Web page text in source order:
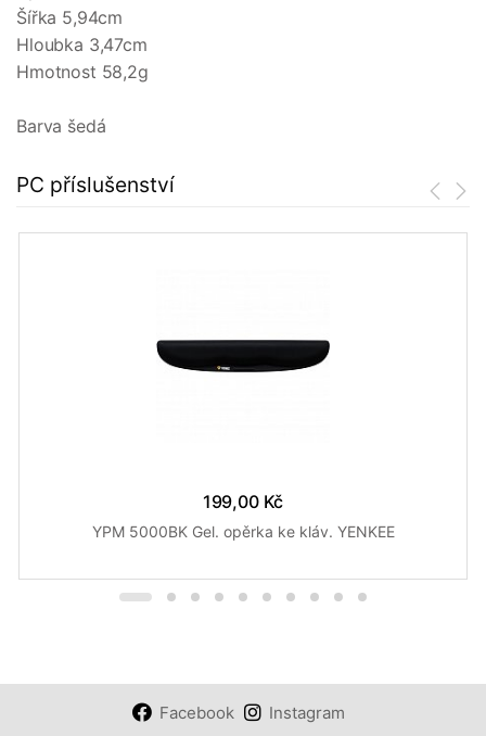
Šířka 5,94cm
Hloubka 3,47cm
Hmotnost 58,2g
Barva šedá
PC příslušenství
199,00 Kč
YPM 5000BK Gel. opěrka ke kláv. YENKEE
Facebook Instagram